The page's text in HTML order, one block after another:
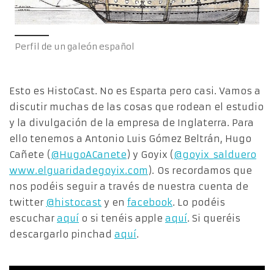
Perfil de un galeón español
Esto es HistoCast. No es Esparta pero casi. Vamos a
discutir muchas de las cosas que rodean el estudio
y la divulgación de la empresa de Inglaterra. Para
ello tenemos a Antonio Luis Gómez Beltrán, Hugo
Cañete (@HugoACanete) y Goyix (@goyix_salduero
www.elguaridadegoyix.com ). Os recordamos que
nos podéis seguir a través de nuestra cuenta de
twitter @histocast y en facebook. Lo podéis
escuchar aquí o si tenéis apple aquí. Si queréis
descargarlo pinchad aquí.